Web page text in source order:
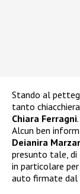
Stando al
tanto
Chiara Ferragni
Alcun ben
Deianira
presunto tale, di
in particolare
auto firmate dal